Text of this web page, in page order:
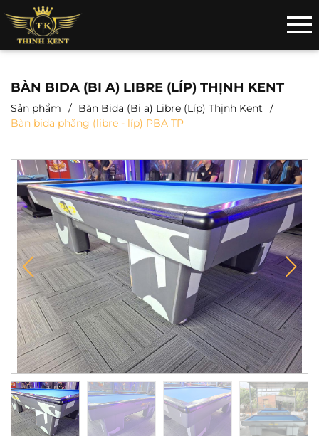
BÀN BIDA (BI A) LIBRE (LÍP) THỊNH KENT
Sản phẩm
Bàn Bida (Bi a) Libre (Líp) Thịnh Kent
Bàn bida phăng (libre - líp) PBA TP